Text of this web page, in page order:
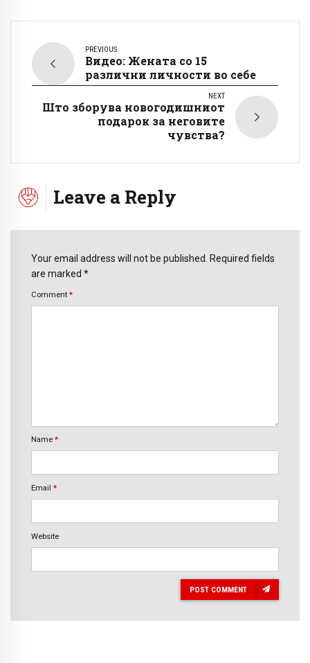
PREVIOUS
Видео: Жената со 15
различни личности во себе
NEXT
Што зборува новогодишниот
подарок за неговите
чувства?
Leave a Reply
Your email address will not be published. Required fields
are marked *
Comment *
Name *
Email *
Website
POST COMMENT